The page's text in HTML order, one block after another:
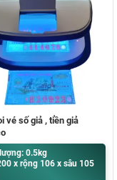
vé số giả , tiền giả
0.5kg
x rộng 106 x sâu 105